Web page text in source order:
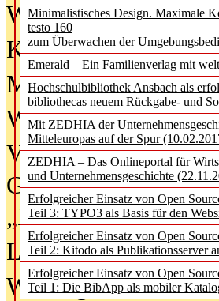
Minimalistisches Design. Maximale
testo 160
zum Überwachen der
Emerald – Ein Familienverlag mit
Hochschulbibliothek Ansbach als
bibliothecas neuem Rückgabe- und
Mit ZEDHIA der
Mitteleuropas auf der Spur
ZEDHIA – Das Onlineportal für
und Unternehmensgeschichte
Erfolgreicher Einsatz von Open
Teil 3: TYPO3 als Basis für den
Erfolgreicher Einsatz von Open
Teil 2: Kitodo als Publikationsserver
Erfolgreicher Einsatz von Open
Teil 1: Die BibApp als mobiler
Was
Kinder in der
Metadaten als
Wenn Bots
Von
Geisterjagd-
„Library of Things“
Lesen als
Wie Jugendliche